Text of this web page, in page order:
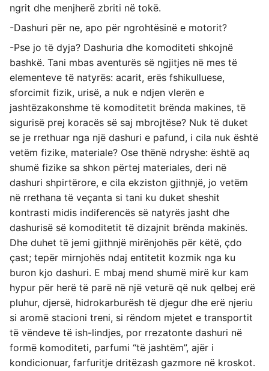
ngrit dhe menjherë zbriti në tokë.
-Dashuri për ne, apo për ngrohtësinë e motorit?
-Pse jo të dyja? Dashuria dhe komoditeti shkojnë
bashkë. Tani mbas aventurës së ngjitjes në mes të
elementeve të natyrës: acarit, erës fshikulluese,
sforcimit fizik, urisë, a nuk e ndjen vlerën e
jashtëzakonshme të komoditetit brënda makines, të
sigurisë prej koracës së saj mbrojtëse? Nuk të duket
se je rrethuar nga një dashuri e pafund, i cila nuk është
vetëm fizike, materiale? Ose thënë ndryshe: është aq
shumë fizike sa shkon përtej materiales, deri në
dashuri shpirtërore, e cila ekziston gjithnjë, jo vetëm
në rrethana të veçanta si tani ku duket sheshit
kontrasti midis indiferencës së natyrës jasht dhe
dashurisë së komoditetit të dizajnit brënda makinës.
Dhe duhet të jemi gjithnjë mirënjohës për këtë, çdo
çast; tepër mirnjohës ndaj entitetit kozmik nga ku
buron kjo dashuri. E mbaj mend shumë mirë kur kam
hypur për herë të parë në një veturë që nuk qelbej erë
pluhur, djersë, hidrokarburësh të djegur dhe erë njeriu
si aromë stacioni treni, si rëndom mjetet e transportit
të vëndeve të ish-lindjes, por rrezatonte dashuri në
formë komoditeti, parfumi “të jashtëm”, ajër i
kondicionuar, farfuritje dritëzash gazmore në kroskot.